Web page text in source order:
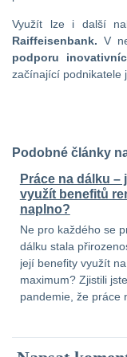
Využít lze i další
Raiffeisenbank. V
podporu
začínající podnikatele
Podobné články
Práce na dálku –
využít benefitů
naplno?
Ne pro každého se
dálku stala
její benefity využít na
maximum? Zjistili
pandemie, že práce